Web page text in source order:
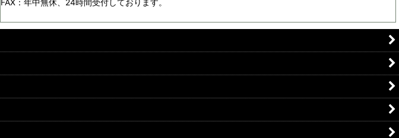
FAX：年中無休、24時間受付しております。